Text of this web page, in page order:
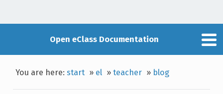
Open eClass Documentation
You are here:start » el »teacher » blog